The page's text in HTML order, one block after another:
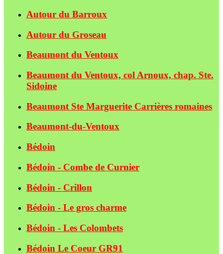
Autour du Barroux
Autour du Groseau
Beaumont du Ventoux
Beaumont du Ventoux, col Arnoux, chap. Ste.
Sidoine
Beaumont Ste Marguerite Carrières romaines
Beaumont-du-Ventoux
Bédoin
Bédoin - Combe de Curnier
Bédoin - Crillon
Bédoin - Le gros charme
Bédoin - Les Colombets
Bédoin Le Coeur GR91